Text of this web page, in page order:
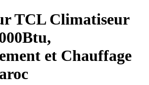
TCL Climatiseur
et Chauffage